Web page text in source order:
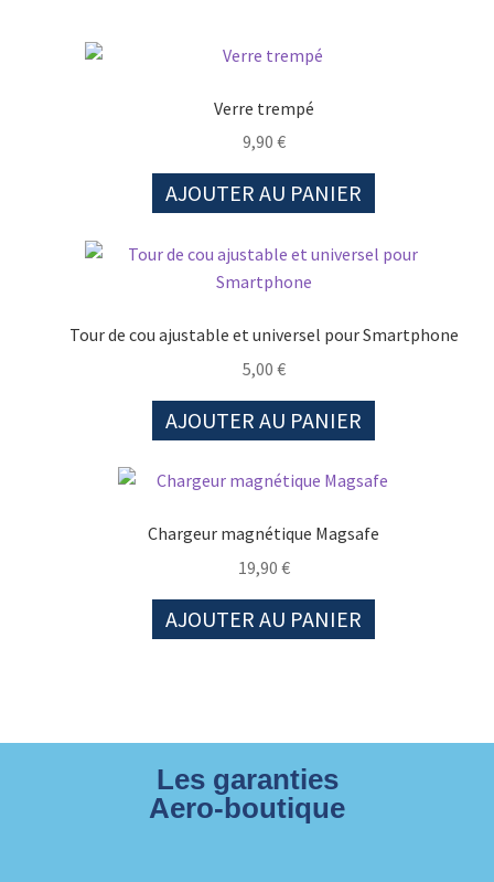
Verre trempé
9,90 €
AJOUTER AU PANIER
Tour de cou ajustable et universel pour Smartphone
5,00 €
AJOUTER AU PANIER
Chargeur magnétique Magsafe
19,90 €
AJOUTER AU PANIER
Les garanties
Aero-boutique